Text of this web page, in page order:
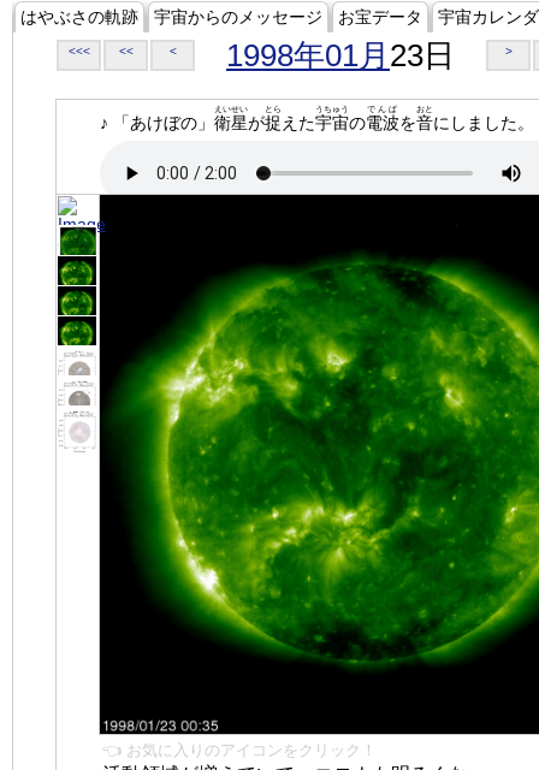
はやぶさの軌跡 宇宙からのメッセージ お宝データ 宇宙カレン
<<< << < 1998年01月 23日 >
♪ 「あけぼの」 衛星
えいせい
が捉
とら
えた宇宙
うちゅう
の電波
でんぱ
を音
おと
にしました。
👈 お気に入りのアイコンをクリック！